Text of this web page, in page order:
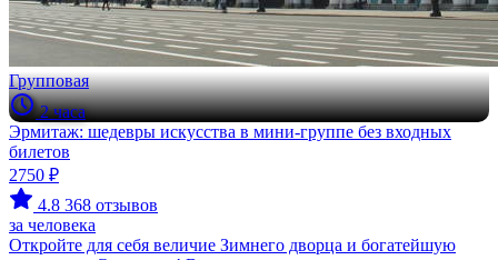
Групповая
2 часа
Эрмитаж: шедевры искусства в мини-группе без входных
билетов
2750 ₽
4.8 368 отзывов
за человека
Откройте для себя величие Зимнего дворца и богатейшую